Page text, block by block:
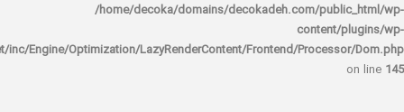
/home/decoka/domains/decokadeh.com/
rocket/inc/Engine/Optimization/LazyRenderContent/Frontend/